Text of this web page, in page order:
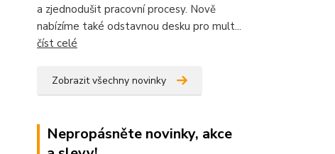
a zjednodušit pracovní procesy. Nově
nabízíme také odstavnou desku pro mult...
číst celé
Zobrazit všechny novinky
Nepropásněte novinky, akce